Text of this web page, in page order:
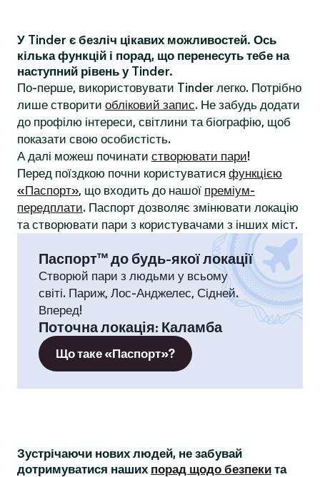
У Tinder є безліч цікавих можливостей. Ось
кілька функцій і порад, що перенесуть тебе на
наступний рівень у Tinder.
По-перше, використовувати Tinder легко. Потрібно
лише створити обліковий запис. Не забудь додати
до профілю інтереси, світлини та біографію, щоб
показати свою особистість.
А далі можеш починати створювати пари!
Перед поїздкою почни користуватися функцією
«Паспорт», що входить до нашої преміум-
передплати. Паспорт дозволяє змінювати локацію
та створювати пари з користувачами з інших міст.
Паспорт™ до будь-якої локації
Створюй пари з людьми у всьому
світі. Париж, Лос-Анджелес, Сідней.
Вперед!
Поточна локація: Каламба
Що таке «Паспорт»?
Зустрічаючи нових людей, не забувай
дотримуватися наших порад щодо безпеки та